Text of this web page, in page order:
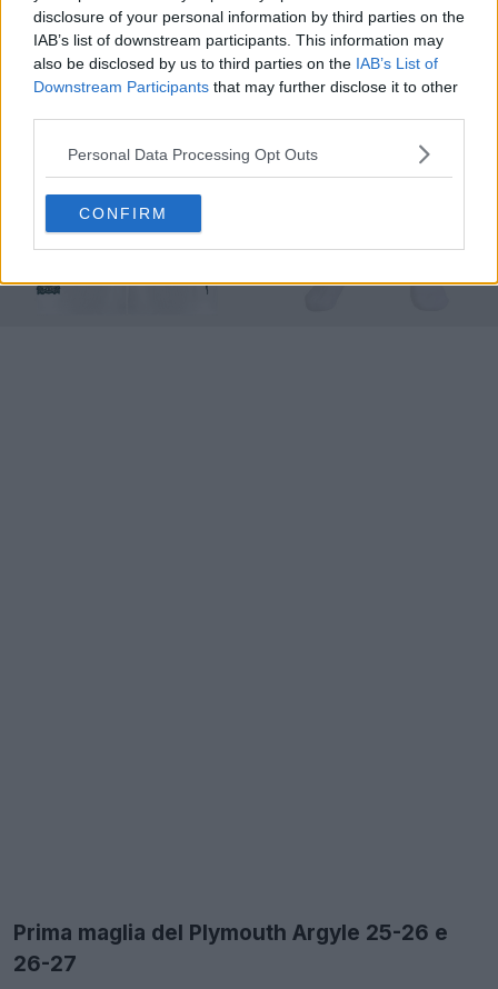
disclosure of your personal information by third parties on the
IAB’s list of downstream participants. This information may
also be disclosed by us to third parties on the IAB’s List of
Downstream Participants that may further disclose it to other
Personal Data Processing Opt Outs
CONFIRM
corda nel tessuto per onorare il suo ricco patrimonio
marittimo.
Prima maglia del Plymouth Argyle 25-26 e
26-27